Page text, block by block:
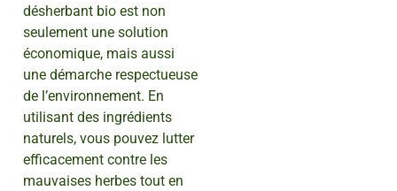
désherbant bio est non
seulement une solution
économique, mais aussi
une démarche respectueuse
de l’environnement. En
utilisant des ingrédients
naturels, vous pouvez lutter
efficacement contre les
mauvaises herbes tout en